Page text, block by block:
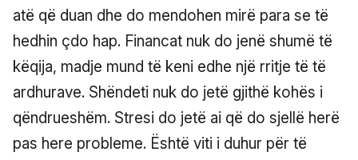
atë që duan dhe do mendohen mirë para se të
hedhin çdo hap. Financat nuk do jenë shumë të
këqija, madje mund të keni edhe një rritje të të
ardhurave. Shëndeti nuk do jetë gjithë kohës i
qëndrueshëm. Stresi do jetë ai që do sjellë herë
pas here probleme. Është viti i duhur për të